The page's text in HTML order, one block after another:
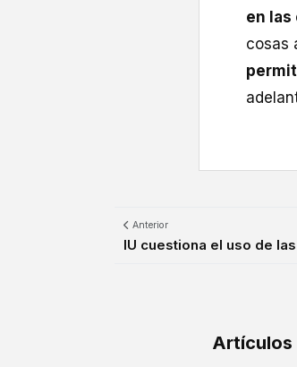
en las
cosas
Anterior
IU cuestiona el uso de
Artículos